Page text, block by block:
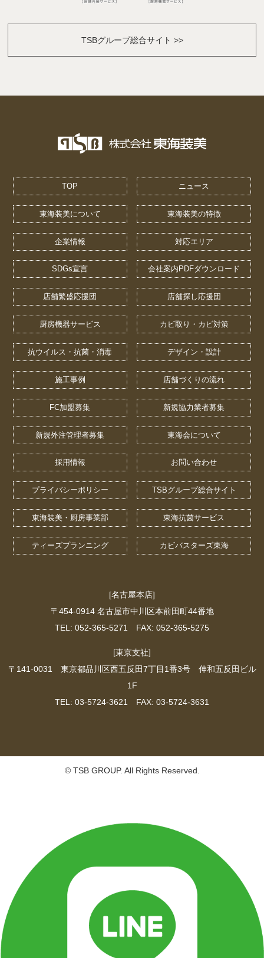
TSBグループ総合サイト >>
TOP ニュース
東海装美について 東海装美の特徴
企業情報 対応エリア
SDGs宣言 会社案内PDFダウンロード
店舗繁盛応援団 店舗探し応援団
厨房機器サービス カビ取り・カビ対策
抗ウイルス・抗菌・消毒 デザイン・設計
施工事例 店舗づくりの流れ
FC加盟募集 新規協力業者募集
新規外注管理者募集 東海会について
採用情報 お問い合わせ
プライバシーポリシー TSBグループ総合サイト
東海装美・厨房事業部 東海抗菌サービス
ティーズプランニング カビバスターズ東海
[名古屋本店]
〒454-0914 名古屋市中川区本前田町44番地
TEL: 052-365-5271 FAX: 052-365-5275
[東京支社]
〒141-0031 東京都品川区西五反田7丁目1番3号 伸和五反田ビル
1F
TEL: 03-5724-3621 FAX: 03-5724-3631
© TSB GROUP. All Rights Reserved.